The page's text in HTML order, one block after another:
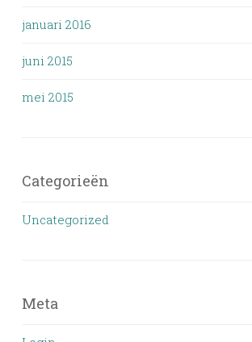
januari 2016
juni 2015
mei 2015
Categorieën
Uncategorized
Meta